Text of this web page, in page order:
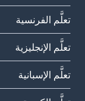
تعلَّم الفرنسية
تعلَّم الإنجليزية
تعلَّم الإسبانية